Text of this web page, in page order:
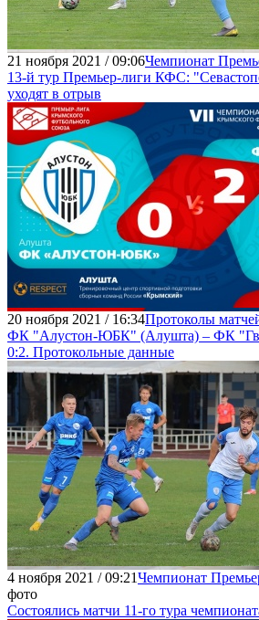
21 ноября 2021 / 09:06Чемпионат
13-й тур Премьер-лиги КФС:
уходят в отрыв
20 ноября 2021 / 16:34Протоколы
ФК "Алустон-ЮБК" (Алушта) – ФК
0:2. Протокольные данные
4 ноября 2021 / 09:21Чемпионат
фото
Состоялись матчи 11-го тура